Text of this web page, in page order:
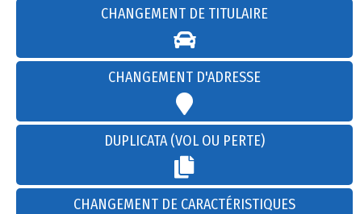
CHANGEMENT DE TITULAIRE
CHANGEMENT D'ADRESSE
DUPLICATA (VOL OU PERTE)
CHANGEMENT DE CARACTÉRISTIQUES